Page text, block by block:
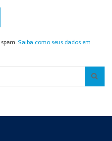
Saiba como seus dados em